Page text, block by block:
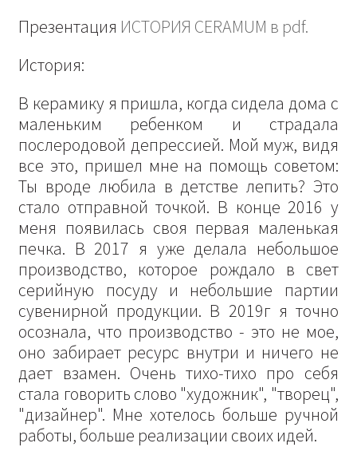
Презентация ИСТОРИЯ CERAMUM в pdf.
История:
В керамику я пришла, когда сидела дома с
маленьким ребенком и страдала
послеродовой депрессией. Мой муж, видя
все это, пришел мне на помощь советом:
Ты вроде любила в детстве лепить? Это
стало отправной точкой. В конце 2016 у
меня появилась своя первая маленькая
печка. В 2017 я уже делала небольшое
производство, которое рождало в свет
серийную посуду и небольшие партии
сувенирной продукции. В 2019г я точно
осознала, что производство - это не мое,
оно забирает ресурс внутри и ничего не
дает взамен. Очень тихо-тихо про себя
стала говорить слово "художник", "творец",
"дизайнер". Мне хотелось больше ручной
работы, больше реализации своих идей.